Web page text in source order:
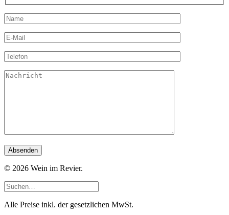
© 2026 Wein im Revier.
Alle Preise inkl. der gesetzlichen MwSt.